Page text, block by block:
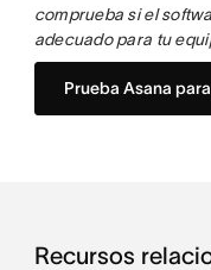
comprueba si el
adecuado para tu
Prueba Asana
Recursos